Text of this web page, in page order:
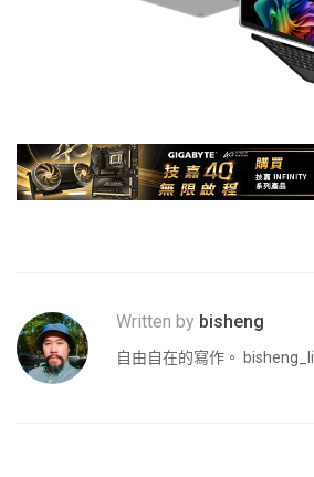
Written by bisheng
自由自在的寫作。